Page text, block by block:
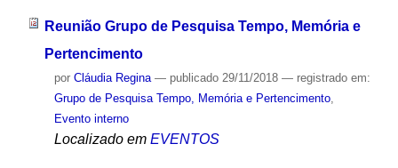
Reunião Grupo de Pesquisa Tempo, Memória e
Pertencimento
por Cláudia Regina — publicado29/11/2018 — registrado em:
Grupo de Pesquisa Tempo, Memória e Pertencimento,
Evento interno
Localizado em EVENTOS